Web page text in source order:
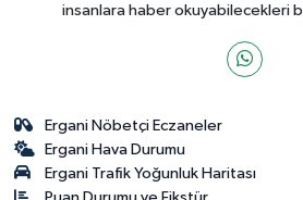
insanlara haber okuyabilecekleri
Ergani Nöbetçi Eczaneler
Ergani Hava Durumu
Ergani Trafik Yoğunluk Haritası
Puan Durumu ve Fikstür